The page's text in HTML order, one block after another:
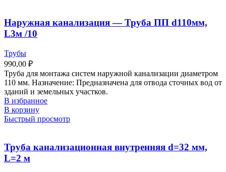
Наружная канализация — Труба ПП d110мм,
L3м /10
Трубы
990,00 ₽
Труба для монтажа систем наружной канализации диаметром
110 мм. Назначение: Предназначена для отвода сточных вод от
зданий и земельных участков.
В избранное
В корзину
Быстрый просмотр
Труба канализационная внутренняя d=32 мм,
L=2 м